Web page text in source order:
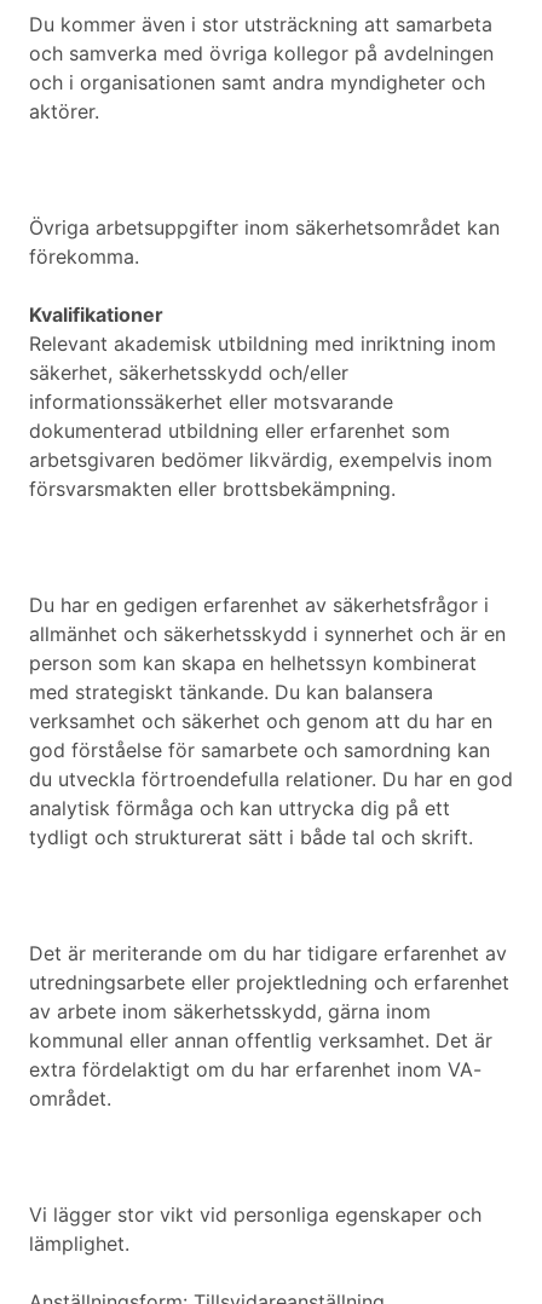
Du kommer även i stor utsträckning att samarbeta
och samverka med övriga kollegor på avdelningen
och i organisationen samt andra myndigheter och
aktörer.
Övriga arbetsuppgifter inom säkerhetsområdet kan
förekomma.
Kvalifikationer
Relevant akademisk utbildning med inriktning inom
säkerhet, säkerhetsskydd och/eller
informationssäkerhet eller motsvarande
dokumenterad utbildning eller erfarenhet som
arbetsgivaren bedömer likvärdig, exempelvis inom
försvarsmakten eller brottsbekämpning.
Du har en gedigen erfarenhet av säkerhetsfrågor i
allmänhet och säkerhetsskydd i synnerhet och är en
person som kan skapa en helhetssyn kombinerat
med strategiskt tänkande. Du kan balansera
verksamhet och säkerhet och genom att du har en
god förståelse för samarbete och samordning kan
du utveckla förtroendefulla relationer. Du har en god
analytisk förmåga och kan uttrycka dig på ett
tydligt och strukturerat sätt i både tal och skrift.
Det är meriterande om du har tidigare erfarenhet av
utredningsarbete eller projektledning och erfarenhet
av arbete inom säkerhetsskydd, gärna inom
kommunal eller annan offentlig verksamhet. Det är
extra fördelaktigt om du har erfarenhet inom VA-
området.
Vi lägger stor vikt vid personliga egenskaper och
lämplighet.